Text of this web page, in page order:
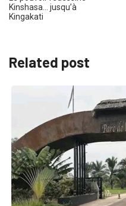
Kinshasa… jusqu’à
Kingakati
Related post